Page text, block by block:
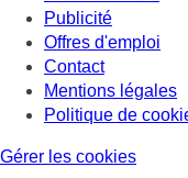
Publicité
Offres d'emploi
Contact
Mentions légales
Politique de
Gérer les cookies